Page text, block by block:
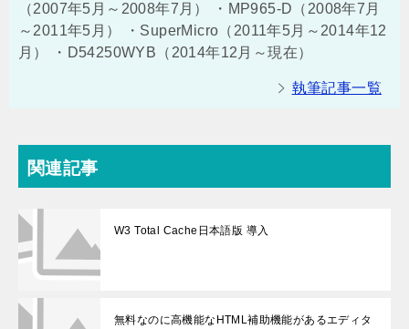
（2007年5月～2008年7月） ・MP965-D（2008年7月
～2011年5月） ・SuperMicro（2011年5月～2014年12
月） ・D54250WYB（2014年12月～現在）
執筆記事一覧
関連記事
W3 Total Cache日本語版 導入
無料なのに高機能なHTML補助機能があるエディタ